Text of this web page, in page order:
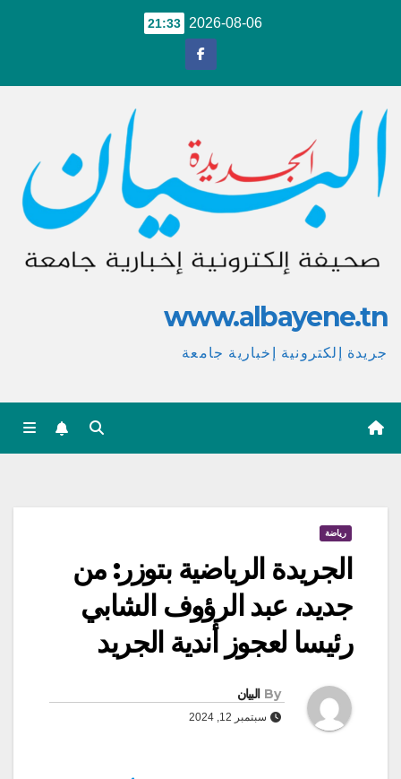
2026-08-06
21:33
www.albayene.tn
جريدة إلكترونية إخبارية جامعة
رياضة
الجريدة الرياضية بتوزر: من
جديد، عبد الرؤوف الشابي
رئيسا لعجوز أندية الجريد
By البيان
سبتمبر 12, 2024